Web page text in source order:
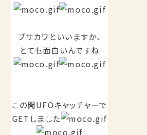
ブサカワといいますか、
とても面白いんですね
この間UFOキャッチャーで
GETしました